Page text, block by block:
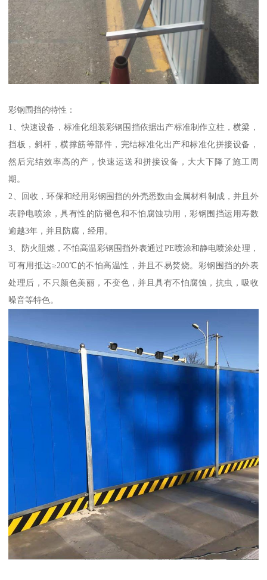
彩钢围挡的特性：
1、快速设备，标准化组装彩钢围挡依据出产标准制作立柱，横梁，
挡板，斜杆，横撑筋等部件，完结标准化出产和标准化拼接设备，
然后完结效率高的产，快速运送和拼接设备，大大下降了施工周
期。
2、回收，环保和经用彩钢围挡的外壳悉数由金属材料制成，并且外
表静电喷涂，具有性的防褪色和不怕腐蚀功用，彩钢围挡运用寿数
逾越3年，并且防腐，经用。
3、防火阻燃，不怕高温彩钢围挡外表通过PE喷涂和静电喷涂处理，
可有用抵达≥200℃的不怕高温性，并且不易焚烧。彩钢围挡的外表
处理后，不只颜色美丽，不变色，并且具有不怕腐蚀，抗虫，吸收
噪音等特色。